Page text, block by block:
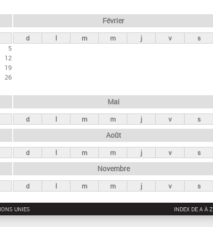
5
12
19
26
Février
d l m m j v s
Mai
d l m m j v s
Août
d l m m j v s
Novembre
d l m m j v s
UNIES INDEX DE A À Z